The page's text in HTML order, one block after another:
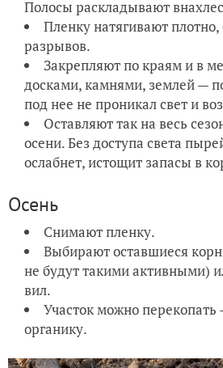
Полосы раскладывают
Пленку натягивают
разрывов.
Закрепляют по краям и в
досками, камнями, землей —
под нее не проникал свет и
Оставляют так на весь
осени. Без доступа света
ослабнет, истощит запасы в
Осень
Снимают пленку.
Выбирают оставшиеся
не будут такими активными)
вил.
Участок можно перекопать
органику.